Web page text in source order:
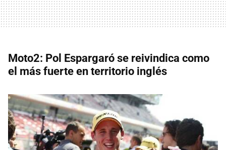
Moto2: Pol Espargaró se reivindica como
el más fuerte en territorio inglés